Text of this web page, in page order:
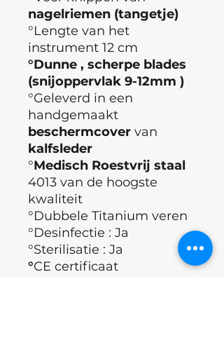
nagelriemen (tangetje)
°Lengte van het
instrument 12 cm
°Dunne , scherpe blades
(snijoppervlak 9-12mm )
°Geleverd in een
handgemaakt
beschermcover van
kalfsleder
°Medisch Roestvrij staal
4013 van de hoogste
kwaliteit
°Dubbele Titanium veren
°Desinfectie : Ja
°Sterilisatie : Ja
°CE certificaat